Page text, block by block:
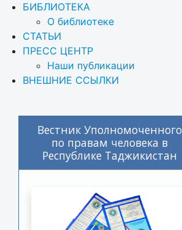
БИБЛИОТЕКА
О библиотеке
СТАТЬИ
ПРЕСС ЦЕНТР
Наши публикации
ВНЕШНИЕ ССЫЛКИ
Вестник Уполномоченного
по правам человека в
Республике Таджикистан